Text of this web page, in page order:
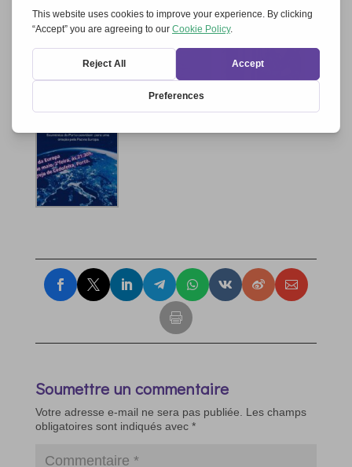
Soumettre un commentaire
Votre adresse e-mail ne sera pas publiée.
Les champs
obligatoires sont indiqués avec *